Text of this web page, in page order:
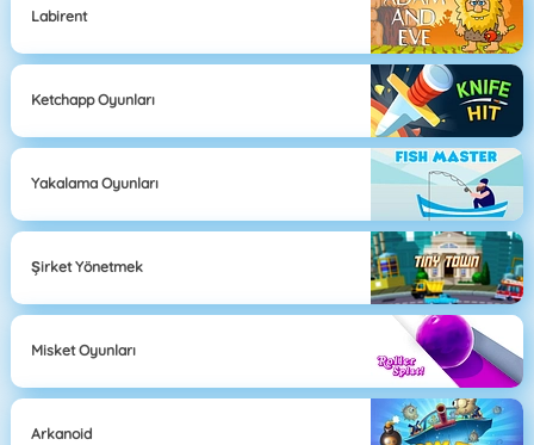
Labirent
Ketchapp Oyunları
Yakalama Oyunları
Şirket Yönetmek
Misket Oyunları
Arkanoid